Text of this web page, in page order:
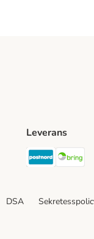
Method
Method
Leverans
Postnord
DSA